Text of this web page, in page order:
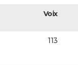
Voix
113